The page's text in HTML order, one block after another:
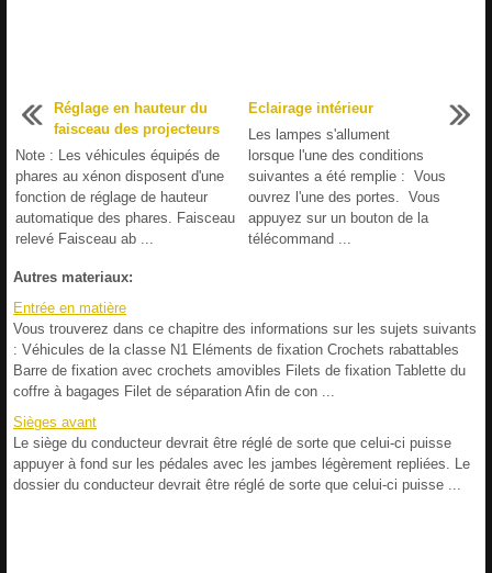
Réglage en hauteur du
faisceau des projecteurs
Note : Les véhicules équipés de
phares au xénon disposent d'une
fonction de réglage de hauteur
automatique des phares. Faisceau
relevé Faisceau ab ...
Eclairage intérieur
Les lampes s'allument
lorsque l'une des conditions
suivantes a été remplie : Vous
ouvrez l'une des portes. Vous
appuyez sur un bouton de la
télécommand ...
Autres materiaux:
Entrée en matière
Vous trouverez dans ce chapitre des informations sur les sujets suivants
: Véhicules de la classe N1 Eléments de fixation Crochets rabattables
Barre de fixation avec crochets amovibles Filets de fixation Tablette du
coffre à bagages Filet de séparation Afin de con ...
Sièges avant
Le siège du conducteur devrait être réglé de sorte que celui-ci puisse
appuyer à fond sur les pédales avec les jambes légèrement repliées. Le
dossier du conducteur devrait être réglé de sorte que celui-ci puisse ...